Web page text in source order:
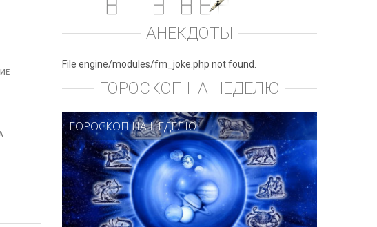
АНЕКДОТЫ
File engine/modules/fm_joke.php not found.
ГОРОСКОП НА НЕДЕЛЮ
ГОРОСКОП НА НЕДЕЛЮ